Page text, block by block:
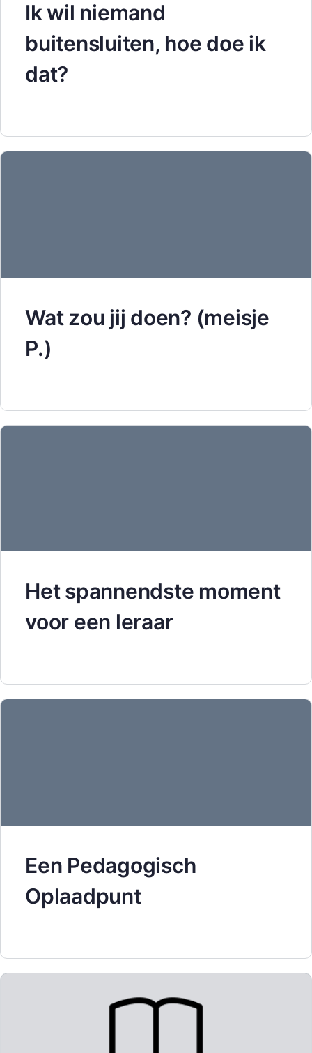
Ik wil niemand
buitensluiten, hoe doe ik
dat?
Wat zou jij doen? (meisje
P.)
Het spannendste moment
voor een leraar
Een Pedagogisch
Oplaadpunt